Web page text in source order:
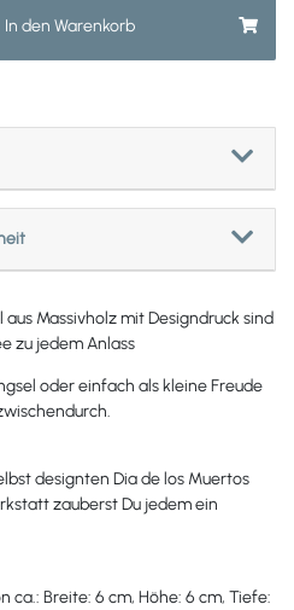
In den Warenkorb
Massivholz mit Designdruck sind
zu jedem Anlass
oder einfach als kleine Freude
designten Dia de los Muertos
zauberst Du jedem ein
ca.: Breite: 6 cm, Höhe: 6 cm, Tiefe: